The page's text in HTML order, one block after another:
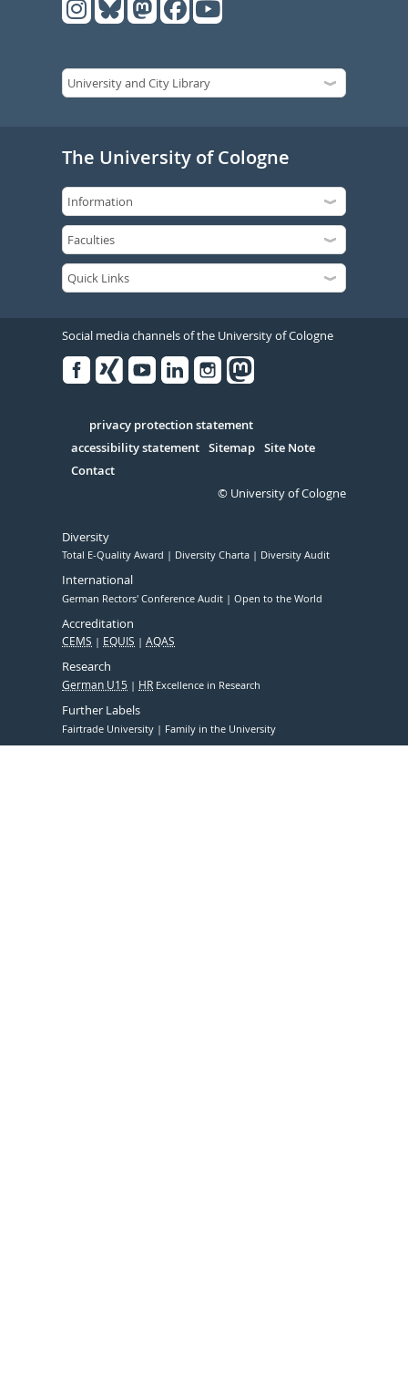
The University of Cologne
Social media channels of the University of Cologne
Serivce
privacy protection statement
accessibility statement Sitemap Site Note
Contact
© University of Cologne
Diversity
Total E-Quality Award Diversity Charta Diversity Audit
International
German Rectors' Conference Audit Open to the World
Accreditation
CEMS EQUIS AQAS
Research
German U15 HR Excellence in Research
Further Labels
Fairtrade University Family in the University